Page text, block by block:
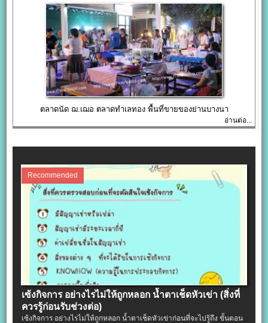
ตลาดนัด ฌ.เฌอ ตลาดทำเลทอง พื้นที่ขายของย่านบางนา
อ่านต่อ...
Recommended
เซ้งกิจการ อย่างไรไม่ให้ถูกหลอก น้ำตาเช็ดหัวเข่า (สิ่งที่
ควรรู้ก่อนรับช่วงต่อ)
เซ้งกิจการ อย่างไรไม่ให้ถูกหลอก น้ำตาเช็ดหัวเข่าก่อนที่จะไปรู้ถึง ขั้นตอน